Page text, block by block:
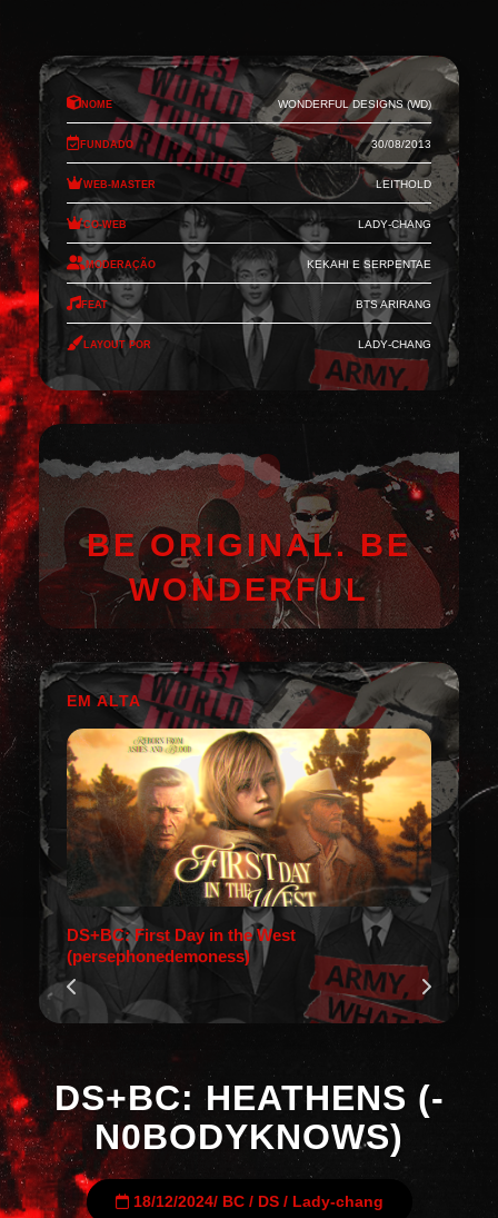
Nome Wonderful Designs (WD)
Fundado 30/08/2013
Web-Master Leithold
Co-Web Lady-Chang
Moderação Kekahi e Serpentae
Feat BTS Arirang
Layout por Lady-Chang
BE ORIGINAL. BE
WONDERFUL
EM ALTA
DS+BC: First Day in the West
(persephonedemoness)
DS+BC: HEATHENS (-
N0BODYKNOWS)
18/12/2024/ BC/ DS/ Lady-chang